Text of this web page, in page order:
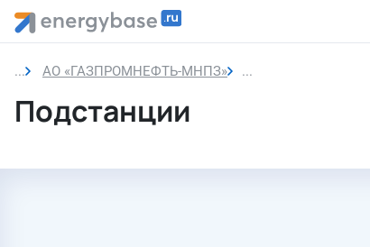
АО «ГАЗПРОМНЕФТЬ-МНПЗ» Подстанции
Подстанции